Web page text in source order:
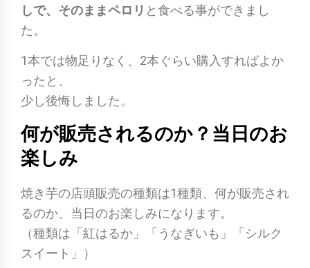
しで、そのままペロリ と食べる事ができまし
た。
1本では物足りなく、2本ぐらい購入すればよか
ったと、
少し後悔しました。
何が販売されるのか？当日のお
楽しみ
焼き芋の店頭販売の種類は1種類、何が販売され
るのか、当日のお楽しみになります。
（種類は「紅はるか」「うなぎいも」「シルク
スイート」）